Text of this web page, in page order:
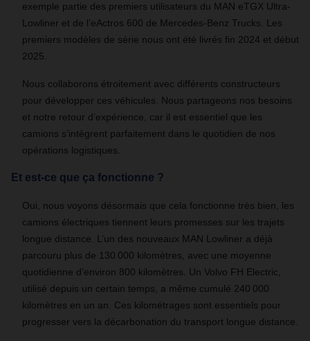
exemple partie des premiers utilisateurs du MAN eTGX Ultra-
Lowliner et de l’eActros 600 de Mercedes-Benz Trucks. Les
premiers modèles de série nous ont été livrés fin 2024 et début
2025.
Nous collaborons étroitement avec différents constructeurs
pour développer ces véhicules. Nous partageons nos besoins
et notre retour d’expérience, car il est essentiel que les
camions s’intègrent parfaitement dans le quotidien de nos
opérations logistiques.
Et est-ce que ça fonctionne ?
Oui, nous voyons désormais que cela fonctionne très bien, les
camions électriques tiennent leurs promesses sur les trajets
longue distance. L’un des nouveaux MAN Lowliner a déjà
parcouru plus de 130 000 kilomètres, avec une moyenne
quotidienne d’environ 800 kilomètres. Un Volvo FH Electric,
utilisé depuis un certain temps, a même cumulé 240 000
kilomètres en un an. Ces kilométrages sont essentiels pour
progresser vers la décarbonation du transport longue distance.